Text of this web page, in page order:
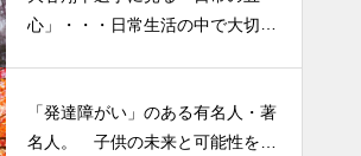
テーマです。
心」・・・日常生活の中で大切
「発達障がい」のある有名人・著
名人。 子供の未来と可能性を秘